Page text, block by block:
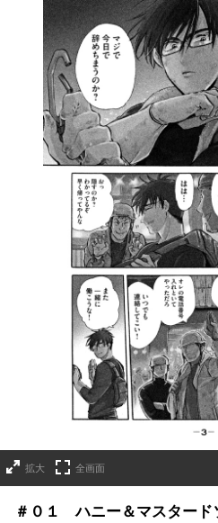
拡大 全画面
＃０１ ハニー＆マスタード